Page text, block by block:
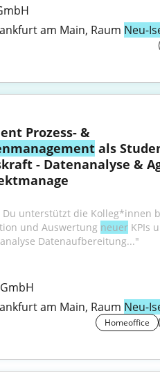
am Main, Raum Neu-
als
- Datenanalyse &
Du unterstützt die Kolleg*innen
und Auswertung neuer KPIs
Datenaufbereitung..."
am Main, Raum Neu-
Homeoffice